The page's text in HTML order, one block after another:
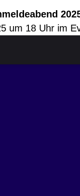
um 18 Uhr im